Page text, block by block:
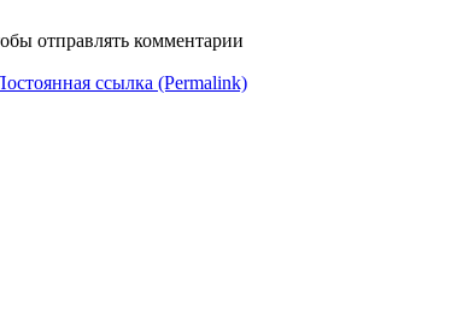
отправлять комментарии
ссылка (Permalink)